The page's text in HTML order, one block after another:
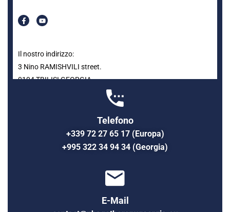
Il nostro indirizzo:
3 Nino RAMISHVILI street.
0104 TBILISI GEORGIA
Telefono
+339 72 27 65 17 (Europa)
+995 322 34 94 34 (Georgia)
E-Mail